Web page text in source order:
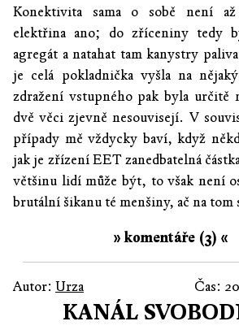
Konektivita sama o sobě není
elektřina ano; do zříceniny tedy
agregát a natahat tam kanystry
je celá pokladnička vyšla na
zdražení vstupného pak byla určitě
dvě věci zjevně nesouvisejí. V
případy mě vždycky baví, když
jak je zřízení EET zanedbatelná
většinu lidí může být, to však není
brutální šikanu té menšiny, ač na tom
» komentáře (3) «
Autor: Urza Čas:
KANÁL